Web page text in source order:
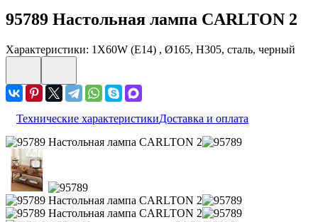
95789 Настольная лампа CARLTON 2
Характеристики: 1X60W (E14) , Ø165, H305, сталь, черный
Технические характеристикиДоставка и оплата